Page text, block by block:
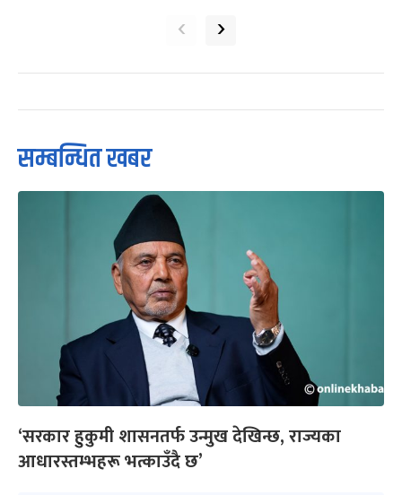
‹ ›
सम्बन्धित खबर
‘सरकार हुकुमी शासनतर्फ उन्मुख देखिन्छ, राज्यका
आधारस्तम्भहरू भत्काउँदै छ’